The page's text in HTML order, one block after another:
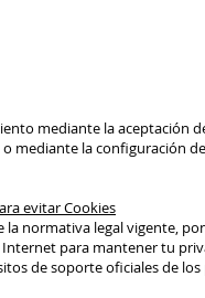
mediante la aceptación
mediante la configuración
evitar Cookies
la normativa legal vigente,
para mantener tu
de soporte oficiales de